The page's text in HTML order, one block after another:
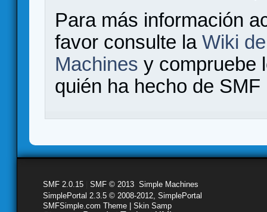
Para más información
favor consulte la Wiki
Machines y compruebe
quién ha hecho de
SMF 2.0.15 SMF © 2013 Simple Machines
SimplePortal 2.3.5 © 2008-2012, SimplePortal
SMFSimple.com Theme | Skin Samp